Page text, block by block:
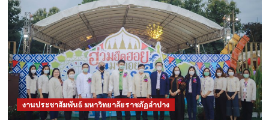
งานประชาสัมพันธ์ มหาวิทยาลัยราชภัฏลำปาง